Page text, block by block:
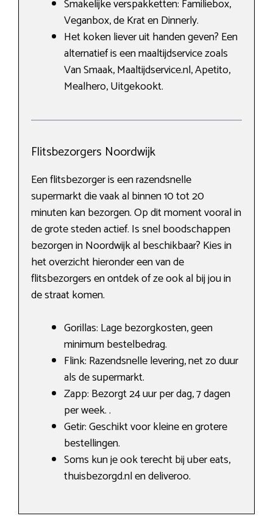
Smakelijke verspakketten: Familiebox,
Veganbox, de Krat en Dinnerly.
Het koken liever uit handen geven? Een
alternatief is een maaltijdservice zoals
Van Smaak, Maaltijdservice.nl, Apetito,
Mealhero, Uitgekookt.
Flitsbezorgers Noordwijk
Een flitsbezorger is een razendsnelle
supermarkt die vaak al binnen 10 tot 20
minuten kan bezorgen. Op dit moment vooral in
de grote steden actief. Is snel boodschappen
bezorgen in Noordwijk al beschikbaar? Kies in
het overzicht hieronder een van de
flitsbezorgers en ontdek of ze ook al bij jou in
de straat komen.
Gorillas: Lage bezorgkosten, geen
minimum bestelbedrag.
Flink: Razendsnelle levering, net zo duur
als de supermarkt.
Zapp: Bezorgt 24 uur per dag, 7 dagen
per week. .
Getir: Geschikt voor kleine en grotere
bestellingen.
Soms kun je ook terecht bij uber eats,
thuisbezorgd.nl en deliveroo.